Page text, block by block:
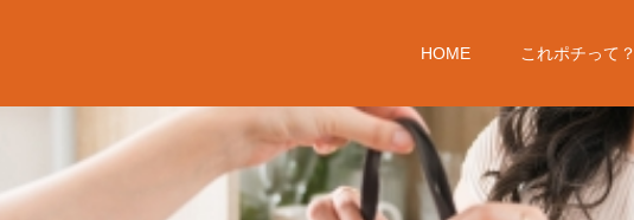
HOME これポチって？